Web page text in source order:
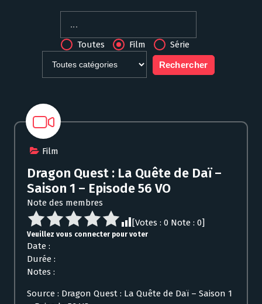
Toutes Film Série
Film
Dragon Quest : La Quête de Daï –
Saison 1 – Episode 56 VO
Note des membres
[Votes : 0 Note : 0]
Veuillez vous connecter pour voter
Date :
Durée :
Notes :
Source : Dragon Quest : La Quête de Daï – Saison 1